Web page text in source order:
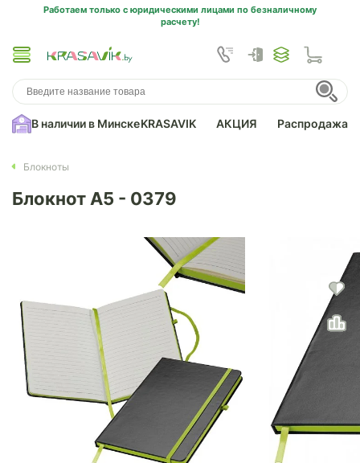
Работаем только с юридическими лицами по безналичному
расчету!
В наличии в МинскеKRASAVIK АКЦИЯ Распродажа
Блокноты
Блокнот А5 - 0379